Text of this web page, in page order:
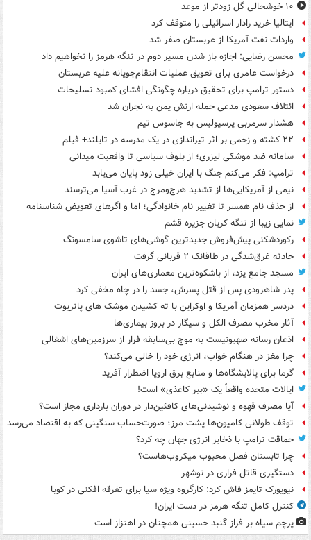
۱۰ خوشحالی گل زودتر از موعد
ایتالیا خرید رادار اسرائیلی را متوقف کرد
واردات نفت آمریکا از عربستان صفر شد
محسن رضایی: اجازه باز شدن مسیر دوم در تنگه هرمز را نخواهیم داد
درخواست عامری برای تعویق عملیات انتقام‌جویانه علیه عربستان
دستور ترامپ برای تحقیق درباره چگونگی افشای کمبود تسلیحات
ائتلاف سعودی مدعی حمله ارتش یمن به نجران شد
هشدار سرمربی پرسپولیس به جاسوس تیم
۲۲ کشته و زخمی بر اثر تیراندازی در یک مدرسه در تایلند+ فیلم
سامانه ضد موشکی لیزری؛ از بلوف سیاسی تا واقعیت میدانی
ترامپ: فکر می‌کنم جنگ با ایران خیلی زود پایان می‌یابد
نیمی از آمریکایی‌ها از تشدید هرج‌ومرج در غرب آسیا می‌ترسند
از حذف نام همسر تا تغییر نام خانوادگی؛ اما و اگرهای تعویض شناسنامه
نمایی زیبا از تنگه کریان جزیره قشم
رکوردشکنی پیش‌فروش جدیدترین گوشی‌های تاشوی سامسونگ
حادثه غرق‌شدگی در طاقانک ۲ قربانی گرفت
مسجد جامع یزد، از باشکوه‌ترین معماری‌های ایران
پدر شاهرودی پس از قتل پسرش، جسد را در چاه مخفی کرد
دردسر همزمان آمریکا و اوکراین با ته کشیدن موشک های پاتریوت
آثار مخرب مصرف الکل و سیگار در بروز بیماری‌ها
اذعان رسانه صهیونیست به موج بی‌سابقه فرار از سرزمین‌های اشغالی
چرا مغز در هنگام خواب، انرژی خود را خالی می‌کند؟
گرما برای پالایشگاه‌ها و منابع برق اروپا اضطرار آفرید
ایالات متحده واقعاً یک «ببر کاغذی» است!
آیا مصرف قهوه و نوشیدنی‌های کافئین‌دار در دوران بارداری مجاز است؟
توقف طولانی کامیون‌ها پشت مرز؛ صورت‌حساب سنگینی که به اقتصاد می‌رسد
حماقت ترامپ با ذخایر انرژی جهان چه کرد؟
چرا تابستان فصل محبوب میکروب‌هاست؟
دستگیری قاتل فراری در نوشهر
نیویورک تایمز فاش کرد: کارگروه ویژه سیا برای تفرقه افکنی در کوبا
کنترل کامل تنگه هرمز در دست ایران!
پرچم سیاه بر فراز گنبد حسینی همچنان در اهتزاز است